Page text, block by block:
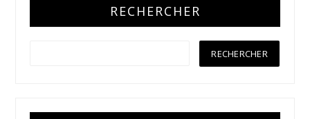
RECHERCHER